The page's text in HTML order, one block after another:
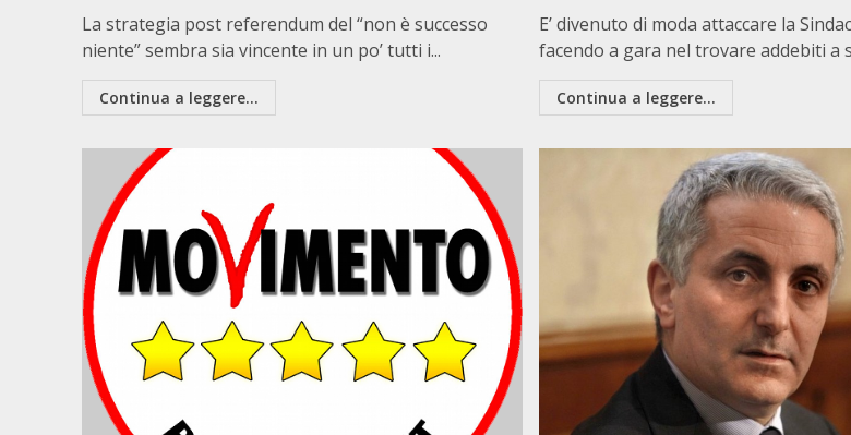
La strategia post referendum del “non è successo
niente” sembra sia vincente in un po’ tutti i...
Continua a leggere...
E’ divenuto di moda attaccare la
facendo a gara nel trovare addebiti a
Continua a leggere...